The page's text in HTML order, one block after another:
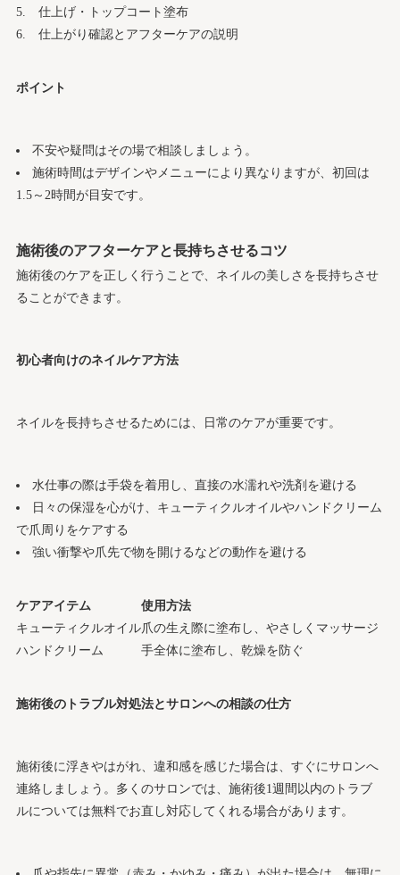
仕上げ・トップコート塗布
仕上がり確認とアフターケアの説明
ポイント
不安や疑問はその場で相談しましょう。
施術時間はデザインやメニューにより異なりますが、初回は
1.5～2時間が目安です。
施術後のアフターケアと長持ちさせるコツ
施術後のケアを正しく行うことで、ネイルの美しさを長持ちさせ
ることができます。
初心者向けのネイルケア方法
ネイルを長持ちさせるためには、日常のケアが重要です。
水仕事の際は手袋を着用し、直接の水濡れや洗剤を避ける
日々の保湿を心がけ、キューティクルオイルやハンドクリーム
で爪周りをケアする
強い衝撃や爪先で物を開けるなどの動作を避ける
ケアアイテム
使用方法
キューティクルオイル爪の生え際に塗布し、やさしくマッサージ
ハンドクリーム
手全体に塗布し、乾燥を防ぐ
施術後のトラブル対処法とサロンへの相談の仕方
施術後に浮きやはがれ、違和感を感じた場合は、すぐにサロンへ
連絡しましょう。多くのサロンでは、施術後1週間以内のトラブ
ルについては無料でお直し対応してくれる場合があります。